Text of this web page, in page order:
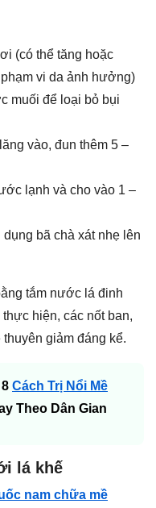
(có thể tăng hoặc
vi da ảnh hưởng)
muối để loại bỏ bụi
vào, đun thêm 5 –
lạnh và cho vào 1 –
bã chà xát nhẹ lên
tắm nước lá đinh
hiện, các nốt ban,
giảm đáng kể.
Cách Trị Nổi Mề
Theo Dân Gian
lá khế
nam chữa mề